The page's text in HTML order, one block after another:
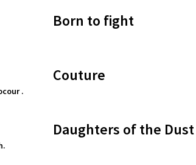
Born to fight
Couture
.
Daughters of the Dust